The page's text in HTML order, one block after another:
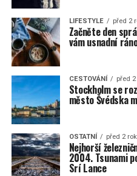
LIFESTYLE před 2
Začněte den
vám usnadní
CESTOVÁNÍ před
Stockholm se
město Švédska
OSTATNÍ před 2
Nejhorší
2004. Tsunami
Srí Lance